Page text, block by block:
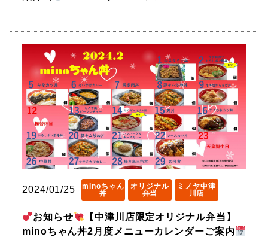
2024/01/25
minoちゃん
丼
オリジナル
弁当
ミノヤ中津
川店
お知らせ
【中津川店限定オリジナル弁当】
minoちゃん丼2月度メニューカレンダーご案内